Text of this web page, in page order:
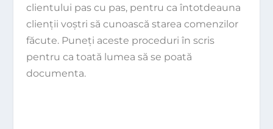
clientului pas cu pas, pentru ca întotdeauna
clienţii voştri să cunoască starea comenzilor
făcute. Puneţi aceste proceduri în scris
pentru ca toată lumea să se poată
documenta.